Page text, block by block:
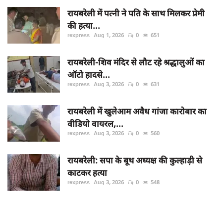
रायबरेली में पत्नी ने पति के साथ मिलकर प्रेमी
की हत्या...
rexpress Aug 1, 2026 0 651
रायबरेली-शिव मंदिर से लौट रहे श्रद्धालुओं का
ऑटो हादसे...
rexpress Aug 3, 2026 0 631
रायबरेली में खुलेआम अवैध गांजा कारोबार का
वीडियो वायरल,...
rexpress Aug 3, 2026 0 560
रायबरेली: सपा के बूथ अध्यक्ष की कुल्हाड़ी से
काटकर हत्या
rexpress Aug 3, 2026 0 548